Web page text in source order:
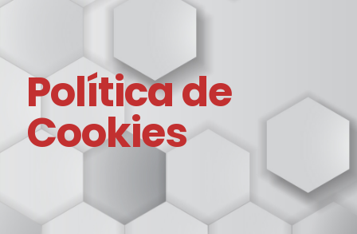
Política de
Cookies